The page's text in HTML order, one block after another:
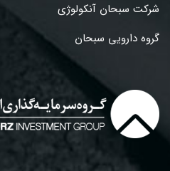
شرکت سبحان آنکولوژی
گروه دارویی سبحان